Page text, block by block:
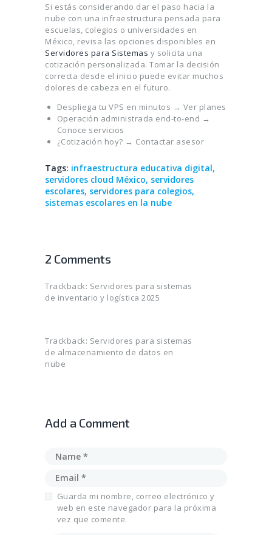
Si estás considerando dar el paso hacia la
nube con una infraestructura pensada para
escuelas, colegios o universidades en
México, revisa las opciones disponibles en
Servidores para Sistemas y solicita una
cotización personalizada. Tomar la decisión
correcta desde el inicio puede evitar muchos
dolores de cabeza en el futuro.
Despliega tu VPS en minutos → Ver planes
Operación administrada end-to-end →
Conoce servicios
¿Cotización hoy? → Contactar asesor
Tags: infraestructura educativa digital,
servidores cloud México, servidores
escolares, servidores para colegios,
sistemas escolares en la nube
2 Comments
Trackback: Servidores para sistemas
de inventario y logística 2025
Trackback: Servidores para sistemas
de almacenamiento de datos en
nube
Add a Comment
Guarda mi nombre, correo electrónico y
web en este navegador para la próxima
vez que comente.